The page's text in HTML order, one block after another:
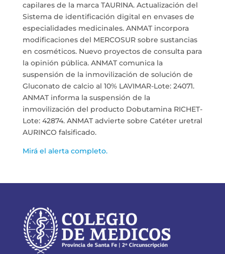
capilares de la marca TAURINA. Actualización del
Sistema de identificación digital en envases de
especialidades medicinales. ANMAT incorpora
modificaciones del MERCOSUR sobre sustancias
en cosméticos. Nuevo proyectos de consulta para
la opinión pública. ANMAT comunica la
suspensión de la inmovilización de solución de
Gluconato de calcio al 10% LAVIMAR-Lote: 24071.
ANMAT informa la suspensión de la
inmovilización del producto Dobutamina RICHET-
Lote: 42874. ANMAT advierte sobre Catéter uretral
AURINCO falsificado.
Mirá el alerta completo.